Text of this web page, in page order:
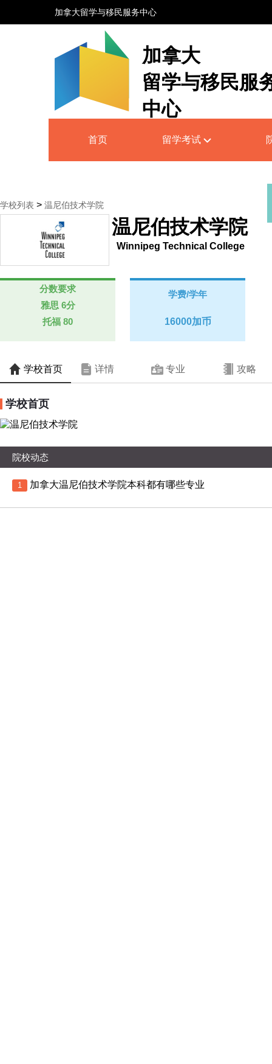
加拿大留学与移民服务中心
加拿大
留学与移民服
中心
Service Centre
首页 留学考试
学校列表 > 温尼伯技术学院
温尼伯技术学院
Winnipeg Technical College
分数要求
雅思 6分
托福 80
学费/学年
16000加币
学校首页 详情 专业 攻略
学校首页
院校动态
1 加拿大温尼伯技术学院本科都有哪些专业